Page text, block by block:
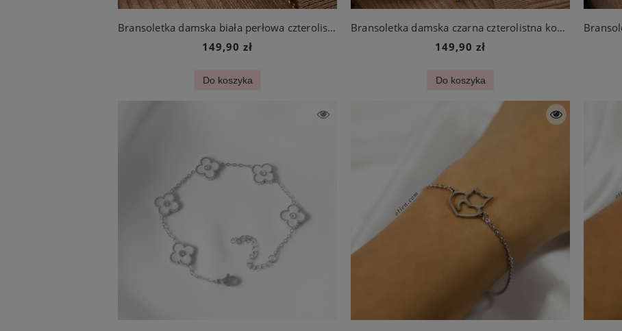
Bransoletka damska biała perłowa czterolistna koniczynka ze stali chirurgicznej
149,90 zł
Do koszyka
Bransoletka damska czarna czterolistna koniczynka ze stali chirurgicznej
149,90 zł
Do koszyka